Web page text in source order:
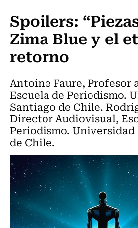
Spoilers:
Zima Blue y el
retorno
Antoine Faure, Profesor
Escuela de Periodismo.
Santiago de Chile.
Director Audiovisual,
Periodismo. Universidad
de Chile.